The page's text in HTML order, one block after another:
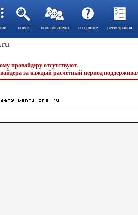
поиск пользователи о сервисе регистрация
провайдеру отсутствуют.
за каждый расчетный период